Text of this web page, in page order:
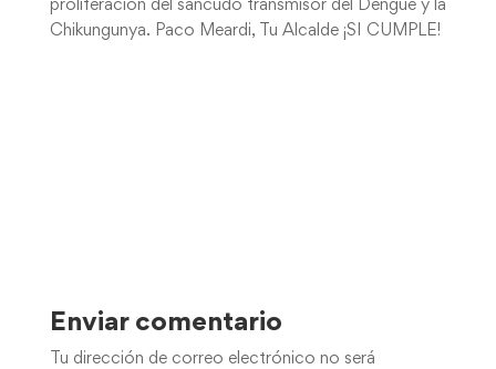
proliferación del sancudo transmisor del Dengue y la
Chikungunya. Paco Meardi, Tu Alcalde ¡SI CUMPLE!
Enviar comentario
Tu dirección de correo electrónico no será